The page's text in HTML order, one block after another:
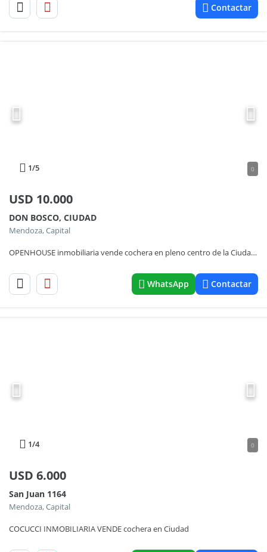
Contactar
1/5 0
USD 10.000
DON BOSCO, CIUDAD
Mendoza, Capital
OPENHOUSE inmobiliaria vende cochera en pleno centro de la Ciudad de Mendoza.
WhatsApp Contactar
1/4 0
USD 6.000
San Juan 1164
Mendoza, Capital
COCUCCI INMOBILIARIA VENDE cochera en Ciudad